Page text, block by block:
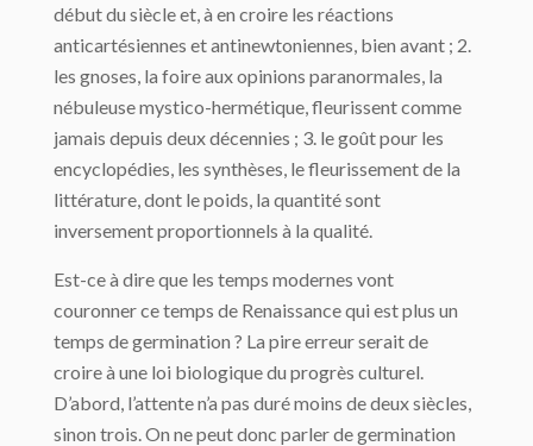
début du siècle et, à en croire les réactions
anticartésiennes et antinewtoniennes, bien avant ; 2.
les gnoses, la foire aux opinions paranormales, la
nébuleuse mystico-hermétique, fleurissent comme
jamais depuis deux décennies ; 3. le goût pour les
ency­clopédies, les synthèses, le fleurissement de la
littérature, dont le poids, la quantité sont
inversement proportionnels à la qualité.
Est-ce à dire que les temps modernes vont
couronner ce temps de Renaissance qui est plus un
temps de germination ? La pire erreur serait de
croire à une loi biologique du progrès culturel.
D’abord, l’attente n’a pas duré moins de deux siècles,
sinon trois. On ne peut donc parler de germination